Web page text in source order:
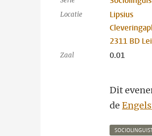
Locatie
Lipsius
2311 BD
Zaal 0.01
Dit
de